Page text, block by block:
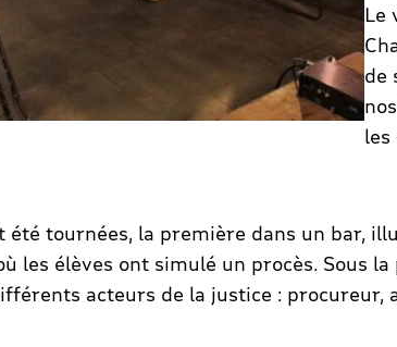
Le
de
les
été tournées, la première dans un bar,
les élèves ont simulé un procès. Sous
acteurs de la justice :